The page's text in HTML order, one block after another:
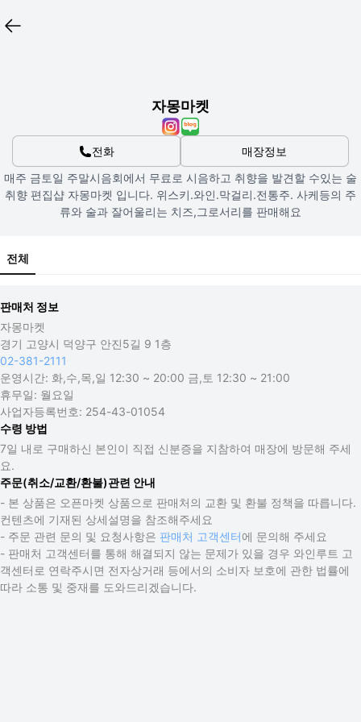
자몽마켓
전화
매장정보
매주 금토일 주말시음회에서 무료로 시음하고 취향을 발견할 수있는 술
취향 편집샵 자몽마켓 입니다. 위스키.와인.막걸리.전통주. 사케등의 주
류와 술과 잘어울리는 치즈,그로서리를 판매해요
전체
판매처 정보
자몽마켓
경기 고양시 덕양구 안진5길 9 1층
02-381-2111
운영시간: 화,수,목,일 12:30 ~ 20:00 금,토 12:30 ~ 21:00
휴무일: 월요일
사업자등록번호: 254-43-01054
수령 방법
7일 내로 구매하신 본인이 직접 신분증을 지참하여 매장에 방문해 주세
요.
주문(취소/교환/환불)관련 안내
- 본 상품은 오픈마켓 상품으로 판매처의 교환 및 환불 정책을 따릅니다.
컨텐츠에 기재된 상세설명을 참조해주세요
- 주문 관련 문의 및 요청사항은 판매처 고객센터에 문의해 주세요
- 판매처 고객센터를 통해 해결되지 않는 문제가 있을 경우 와인루트 고
객센터로 연락주시면 전자상거래 등에서의 소비자 보호에 관한 법률에
따라 소통 및 중재를 도와드리겠습니다.